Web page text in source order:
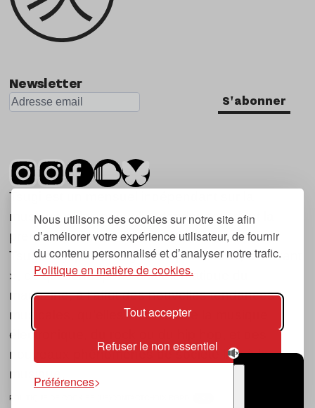
Nous utilisons des cookies sur notre site afin
d’améliorer votre expérience utilisateur, de fournir
du contenu personnalisé et d’analyser notre trafic.
Politique en matière de cookies.
Tout accepter
Refuser le non essentiel
Préférences
Newsletter
S'abonner
Tsugi est un mensuel indépendant sur la
musique et les nouvelles tendances, dont la
première parution date de 2007.
Tsugi en japonais signifie « prochain », « suivant
», ce qui correspond à la thématique du
magazine, à l’affût des nouvelles tendances
musicales, qu’elles viennent de la musique
électronique, du rock ou du hip hop, et des
nouveaux phénomènes de société liés à la
musique.
POLITIQUE DE COOKIES (UE)